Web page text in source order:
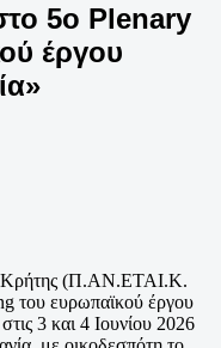
5ο Plenary
έργου
Κρήτης (Π.ΑΝ.ΕΤΑΙ.Κ.
του ευρωπαϊκού έργου
3 και 4 Ιουνίου 2026